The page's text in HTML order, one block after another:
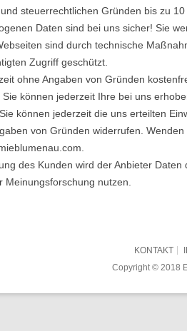
steuerrechtlichen Gründen bis zu
Daten sind bei uns sicher! Sie
sind durch technische
Zugriff geschützt.
ohne Angaben von Gründen
können jederzeit Ihre bei uns
können jederzeit die uns erteilten
von Gründen widerrufen.
des Kunden wird der Anbieter
nutzen.
KONTAKT
Copyright © 2018